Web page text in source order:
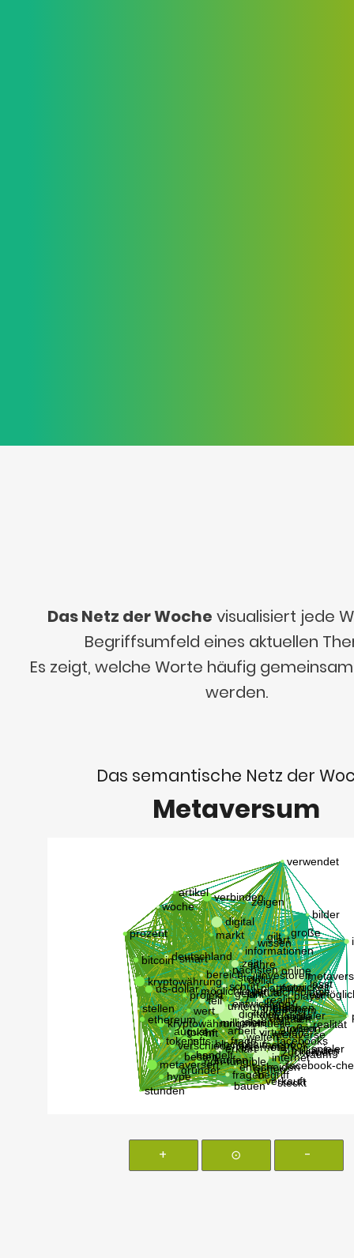
Das Netz der Woche visualisiert jede
Begriffsumfeld eines aktuellen
Es zeigt, welche Worte häufig
werden.
Das semantische Netz der
Metaversum
+ ⊙ -